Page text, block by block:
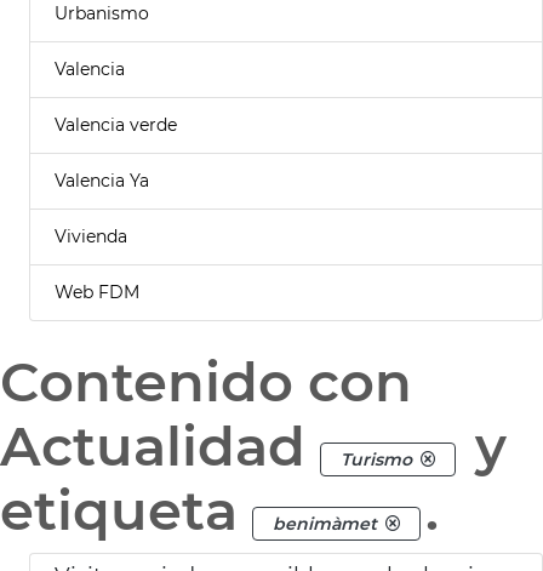
Urbanismo
Valencia
Valencia verde
Valencia Ya
Vivienda
Web FDM
Contenido con
Actualidad
Turismo
y
etiqueta
benimàmet .